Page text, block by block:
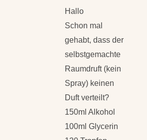
Hallo
Schon mal
gehabt, dass der
selbstgemachte
Raumdruft (kein
Spray) keinen
Duft verteilt?
150ml Alkohol
100ml Glycerin